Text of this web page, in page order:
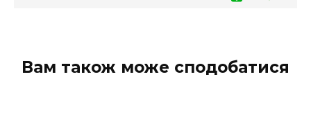
Вам також може сподобатися